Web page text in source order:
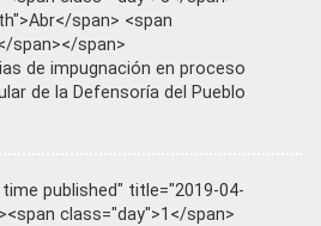
span> <span
span></span>
de impugnación en proceso
de la Defensoría del Pueblo
published" title="2019-04-
class="day">1</span>